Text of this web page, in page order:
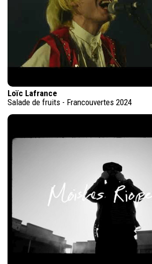
Loïc Lafrance
Salade de fruits - Francouvertes 2024